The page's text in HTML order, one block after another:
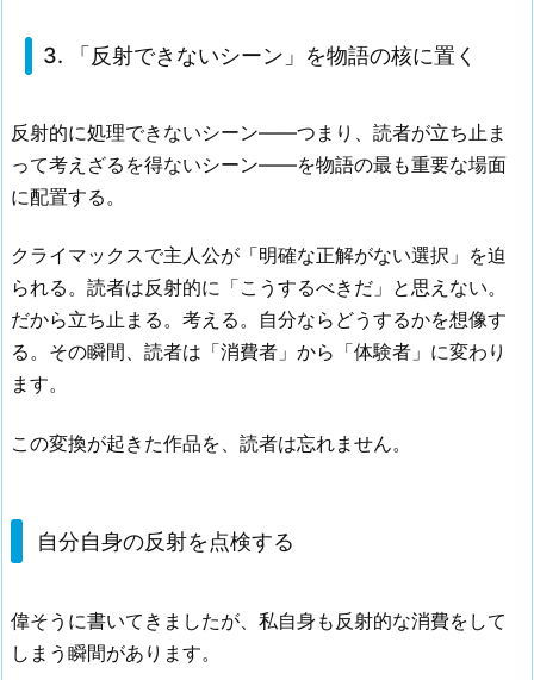
3. 「反射できないシーン」を物語の核に置く
反射的に処理できないシーン——つまり、読者が立ち止ま
って考えざるを得ないシーン——を物語の最も重要な場面
に配置する。
クライマックスで主人公が「明確な正解がない選択」を迫
られる。読者は反射的に「こうするべきだ」と思えない。
だから立ち止まる。考える。自分ならどうするかを想像す
る。その瞬間、読者は「消費者」から「体験者」に変わり
ます。
この変換が起きた作品を、読者は忘れません。
自分自身の反射を点検する
偉そうに書いてきましたが、私自身も反射的な消費をして
しまう瞬間があります。